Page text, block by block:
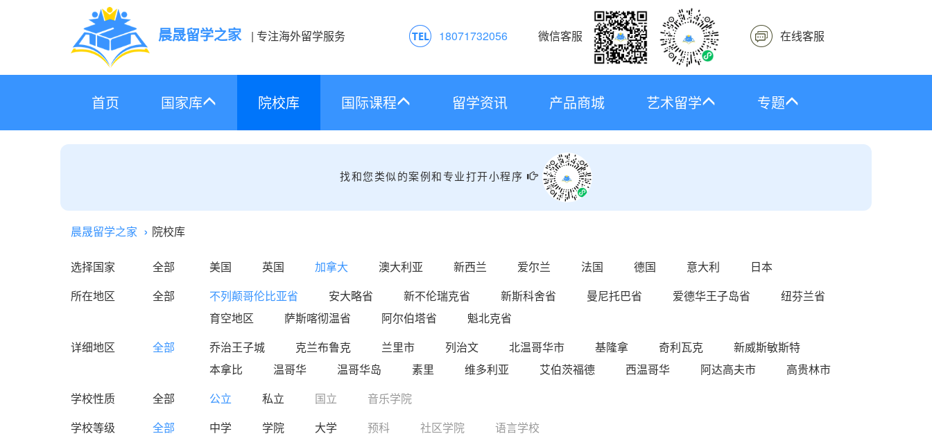
晨晟留学之家 | 专注海外留学服务 18071732056 微信客服 在线客服
首页 国家库 院校库 国际课程 留学资讯 产品商城 艺术留学 专题
找和您类似的案例和专业打开小程序
晨晟留学之家 院校库
选择国家 全部 美国 英国 加拿大 澳大利亚 新西兰 爱尔兰 法国 德国 意大利
日本
所在地区
全部 不列颠哥伦比亚省 安大略省 新不伦瑞克省 新斯科舍省 曼尼托巴省 爱德华王子岛省
纽芬兰省
育空地区
萨斯喀彻温省 阿尔伯塔省
魁北克省
详细地区
全部 乔治王子城 克兰布鲁克 兰里市 列治文 北温哥华市 基隆拿 奇利瓦克
新威斯敏斯特
本拿比
温哥华 温哥华岛 素里 维多利亚 艾伯茨福德 西温哥华 阿达高夫市
高贵林市
学校性质
全部 公立 私立 国立
音乐学院
学校等级
全部 中学 学院 大学 预科 社区学院 语言学校